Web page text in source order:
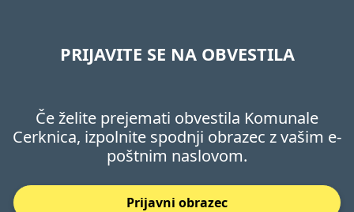
PRIJAVITE SE NA OBVESTILA
Če želite prejemati obvestila Komunale
Cerknica, izpolnite spodnji obrazec z vašim e-
poštnim naslovom.
Prijavni obrazec